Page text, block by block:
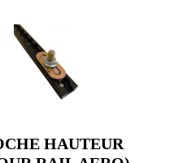
HAUTEUR